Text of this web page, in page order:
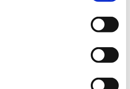
(internt/eksternt), å
omdømmebygging og PR